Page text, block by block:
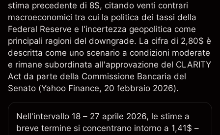
stima precedente di 8$, citando venti contrari
macroeconomici tra cui la politica dei tassi della
Federal Reserve e l'incertezza geopolitica come
principali ragioni del downgrade. La cifra di 2,80$ è
descritta come uno scenario a condizioni moderate
e rimane subordinata all'approvazione del CLARITY
Act da parte della Commissione Bancaria del
Senato (Yahoo Finance, 20 febbraio 2026).
Nell'intervallo 18 – 27 aprile 2026, le stime a
breve termine si concentrano intorno a 1,41$ –